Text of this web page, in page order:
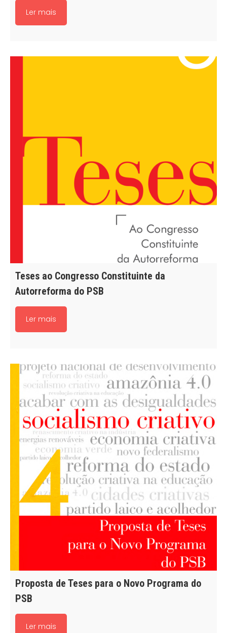
Ler mais
Teses ao Congresso Constituinte da
Autorreforma do PSB
Ler mais
Proposta de Teses para o Novo Programa do
PSB
Ler mais